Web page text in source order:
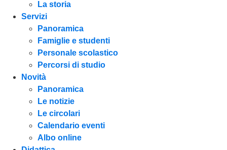
La storia
Servizi
Panoramica
Famiglie e studenti
Personale scolastico
Percorsi di studio
Novità
Panoramica
Le notizie
Le circolari
Calendario eventi
Albo online